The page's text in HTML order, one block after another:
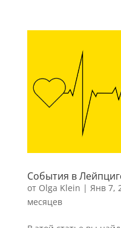
События в
от Olga Klein | Янв 7,
месяцев